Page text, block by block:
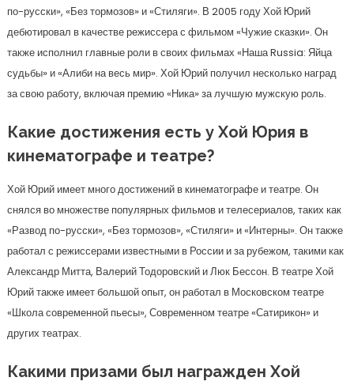
по-русски», «Без тормозов» и «Стиляги». В 2005 году Хой Юрий
дебютировал в качестве режиссера с фильмом «Чужие сказки». Он
также исполнил главные роли в своих фильмах «Наша Russia: Яйца
судьбы» и «Алиби на весь мир». Хой Юрий получил несколько наград
за свою работу, включая премию «Ника» за лучшую мужскую роль.
Какие достижения есть у Хой Юрия в
кинематографе и театре?
Хой Юрий имеет много достижений в кинематографе и театре. Он
снялся во множестве популярных фильмов и телесериалов, таких как
«Развод по-русски», «Без тормозов», «Стиляги» и «Интерны». Он также
работал с режиссерами известными в России и за рубежом, такими как
Александр Митта, Валерий Тодоровский и Люк Бессон. В театре Хой
Юрий также имеет большой опыт, он работал в Московском театре
«Школа современной пьесы», Современном театре «Сатирикон» и
других театрах.
Какими призами был награжден Хой